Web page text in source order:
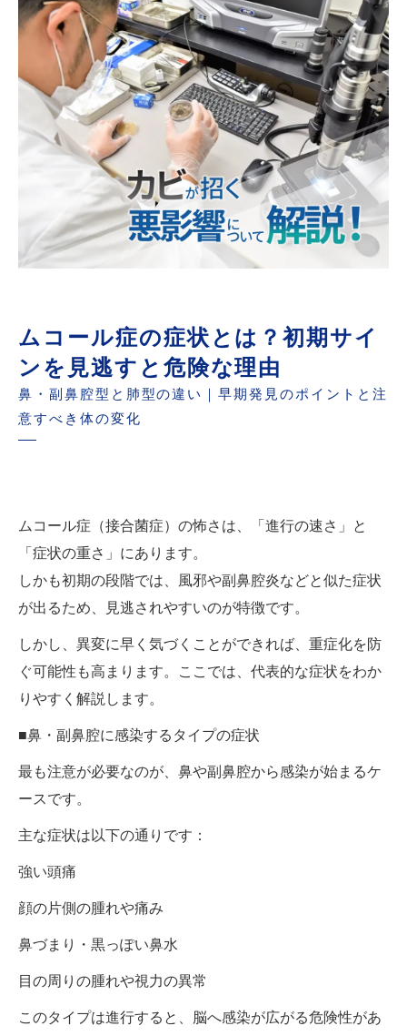
ムコール症の症状とは？初期サイ
ンを見逃すと危険な理由
鼻・副鼻腔型と肺型の違い｜早期発見のポイントと注
意すべき体の変化
ムコール症（接合菌症）の怖さは、「進行の速さ」と
「症状の重さ」にあります。
しかも初期の段階では、風邪や副鼻腔炎などと似た症状
が出るため、見逃されやすいのが特徴です。
しかし、異変に早く気づくことができれば、重症化を防
ぐ可能性も高まります。ここでは、代表的な症状をわか
りやすく解説します。
■鼻・副鼻腔に感染するタイプの症状
最も注意が必要なのが、鼻や副鼻腔から感染が始まるケ
ースです。
主な症状は以下の通りです：
強い頭痛
顔の片側の腫れや痛み
鼻づまり・黒っぽい鼻水
目の周りの腫れや視力の異常
このタイプは進行すると、脳へ感染が広がる危険性があ